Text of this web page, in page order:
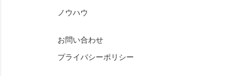
ノウハウ
お問い合わせ
プライバシーポリシー